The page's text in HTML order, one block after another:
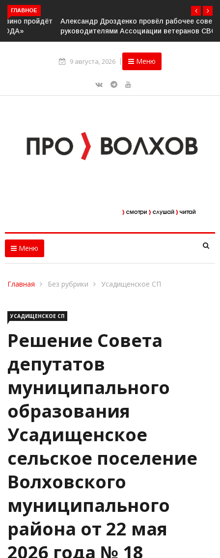
ГЛАВНОЕ
Александр Дрозденко провёл рабочее совещание с
руководителями Ассоциации ветеранов СВО
9 августа, 2026 Меню
Меню
Главная Без рубрики Усадищенское СП
УСАДИЩЕНСКОЕ СП
Решение Совета
депутатов
муниципального
образования
Усадищенское
сельское поселение
Волховского
муниципального
района от 22 мая
2026 года № 18